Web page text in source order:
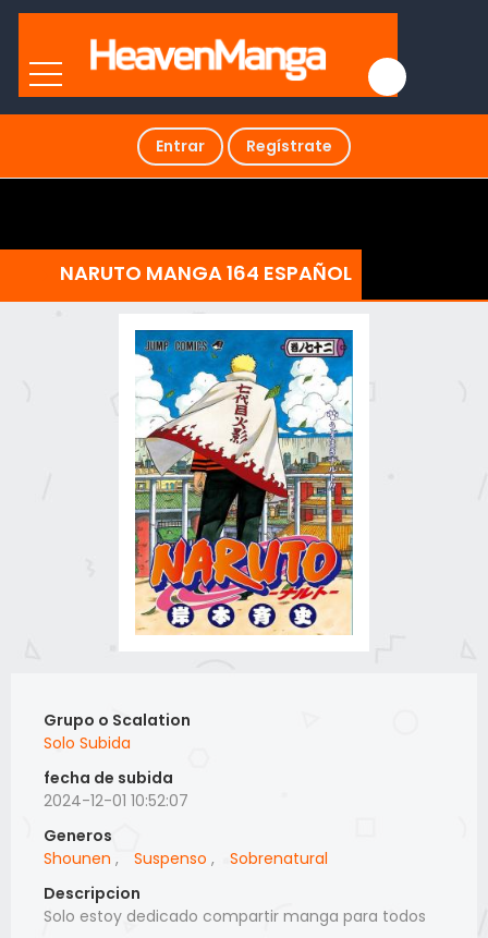
Entrar Regístrate
NARUTO MANGA 164 ESPAÑOL
Grupo o Scalation
Solo Subida
fecha de subida
2024-12-01 10:52:07
Generos
Shounen , Suspenso ,
Sobrenatural
Descripcion
Solo estoy dedicado compartir manga para todos